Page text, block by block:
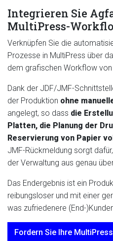
Integrieren Sie
MultiPress-
Verknüpfen Sie die
Prozesse in MultiPress über
dem grafischen Workflow von
Dank der JDF/JMF-
der Produktion ohne
angelegt, so dass die
Platten, die Planung der
Reservierung von Papier
JMF-Rückmeldung sorgt
der Verwaltung aus genau
Das Endergebnis ist ein
reibungsloser und mit einer
was zufriedenere (End-
Fordern Sie Ihre